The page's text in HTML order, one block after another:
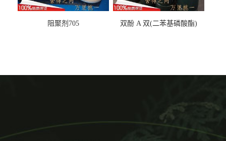
阻聚剂705 双酚 A 双(二苯基磷酸酯)